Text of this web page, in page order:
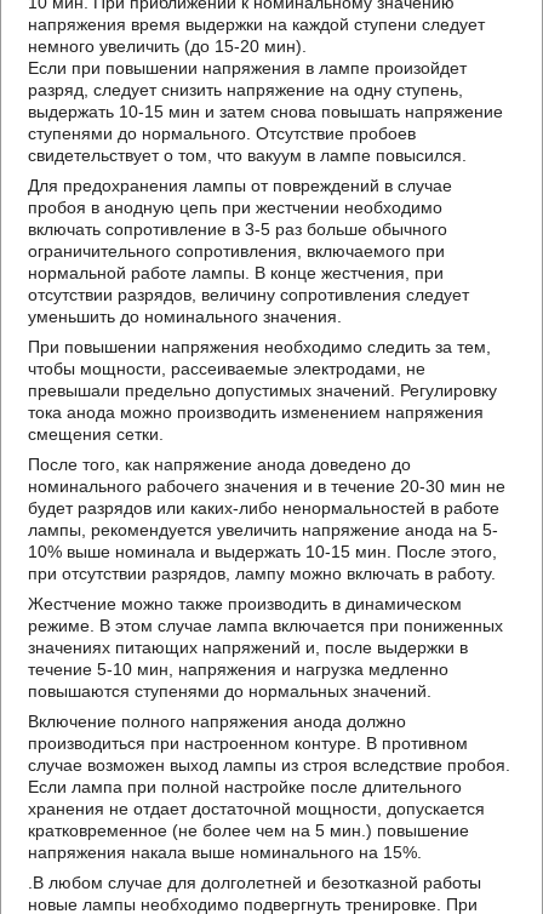
напряжения время выдержки на каждой ступени следует
немного увеличить (до 15-20 мин).
Если при повышении напряжения в лампе произойдет
разряд, следует снизить напряжение на одну ступень,
выдержать 10-15 мин и затем снова повышать напряжение
ступенями до нормального. Отсутствие пробоев
свидетельствует о том, что вакуум в лампе повысился.
Для предохранения лампы от повреждений в случае
пробоя в анодную цепь при жестчении необходимо
включать сопротивление в 3-5 раз больше обычного
ограничительного сопротивления, включаемого при
нормальной работе лампы. В конце жестчения, при
отсутствии разрядов, величину сопротивления следует
уменьшить до номинального значения.
При повышении напряжения необходимо следить за тем,
чтобы мощности, рассеиваемые электродами, не
превышали предельно допустимых значений. Регулировку
тока анода можно производить изменением напряжения
смещения сетки.
После того, как напряжение анода доведено до
номинального рабочего значения и в течение 20-30 мин не
будет разрядов или каких-либо ненормальностей в работе
лампы, рекомендуется увеличить напряжение анода на 5-
10% выше номинала и выдержать 10-15 мин. После этого,
при отсутствии разрядов, лампу можно включать в работу.
Жестчение можно также производить в динамическом
режиме. В этом случае лампа включается при пониженных
значениях питающих напряжений и, после выдержки в
течение 5-10 мин, напряжения и нагрузка медленно
повышаются ступенями до нормальных значений.
Включение полного напряжения анода должно
производиться при настроенном контуре. В противном
случае возможен выход лампы из строя вследствие пробоя.
Если лампа при полной настройке после длительного
хранения не отдает достаточной мощности, допускается
кратковременное (не более чем на 5 мин.) повышение
напряжения накала выше номинального на 15%.
.В любом случае для долголетней и безотказной работы
новые лампы необходимо подвергнуть тренировке. При